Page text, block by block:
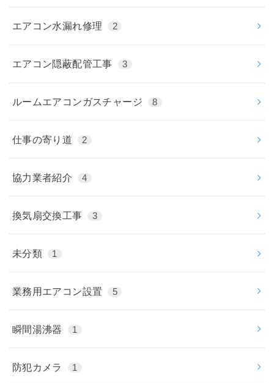
エアコン水漏れ修理 2
エアコン隠蔽配管工事 3
ルームエアコンガスチャージ 8
仕事の寄り道 2
協力業者紹介 4
換気扇交換工事 3
未分類 1
業務用エアコン設置 5
瞬間湯沸器 1
防犯カメラ 1